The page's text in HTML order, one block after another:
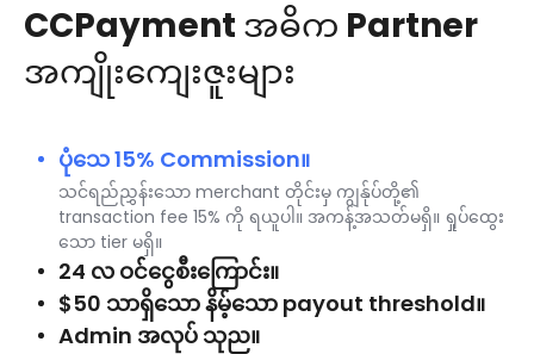
CCPayment အဓိက Partner
အကျိုးကျေးဇူးများ
ပုံသေ 15% Commission။
သင်ရည်ညွှန်းသော merchant တိုင်းမှ ကျွန်ုပ်တို့၏
transaction fee 15% ကို ရယူပါ။ အကန့်အသတ်မရှိ။ ရှုပ်ထွေး
သော tier မရှိ။
24 လ ဝင်ငွေစီးကြောင်း။
$50 သာရှိသော နိမ့်သော payout threshold။
Admin အလုပ် သုည။